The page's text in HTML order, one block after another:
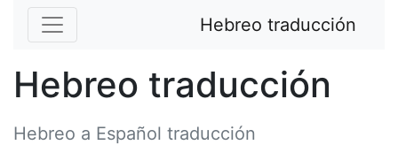
Hebreo traducción
Hebreo traducción
Hebreo a Español traducción